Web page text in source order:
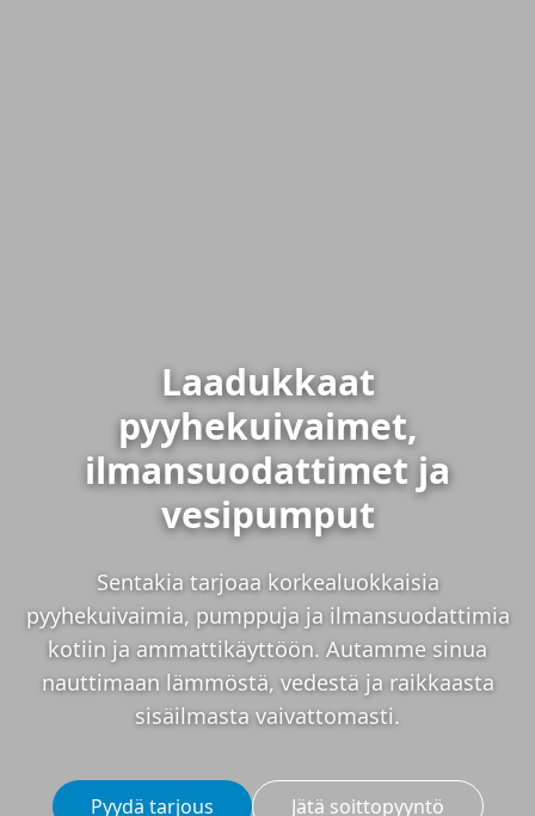
Laadukkaat
pyyhekuivaimet,
ilmansuodattimet ja
vesipumput
Sentakia tarjoaa korkealuokkaisia
pyyhekuivaimia, pumppuja ja ilmansuodattimia
kotiin ja ammattikäyttöön. Autamme sinua
nauttimaan lämmöstä, vedestä ja raikkaasta
sisäilmasta vaivattomasti.
Pyydä tarjous Jätä soittopyyntö